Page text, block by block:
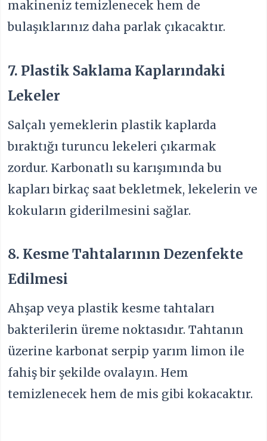
makineniz temizlenecek hem de
bulaşıklarınız daha parlak çıkacaktır.
7. Plastik Saklama Kaplarındaki
Lekeler
Salçalı yemeklerin plastik kaplarda
bıraktığı turuncu lekeleri çıkarmak
zordur. Karbonatlı su karışımında bu
kapları birkaç saat bekletmek, lekelerin ve
kokuların giderilmesini sağlar.
8. Kesme Tahtalarının Dezenfekte
Edilmesi
Ahşap veya plastik kesme tahtaları
bakterilerin üreme noktasıdır. Tahtanın
üzerine karbonat serpip yarım limon ile
fahiş bir şekilde ovalayın. Hem
temizlenecek hem de mis gibi kokacaktır.